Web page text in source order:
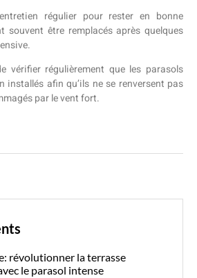
régulier pour rester en bonne
être remplacés après quelques
vérifier régulièrement que les parasols
installés afin qu’ils ne se renversent pas
par le vent fort.
révolutionner la terrasse
le parasol intense